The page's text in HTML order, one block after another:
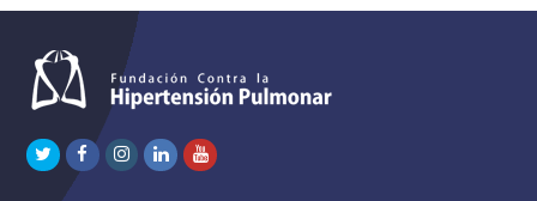
TwitterFacebook
Instagram
LinkedInYoutube